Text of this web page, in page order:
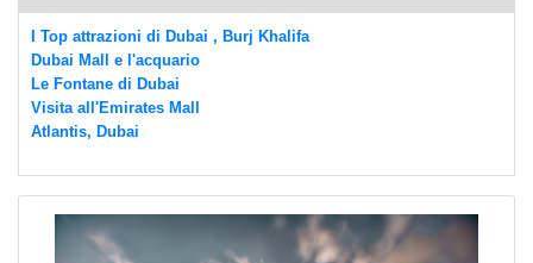
I Top attrazioni di Dubai , Burj Khalifa
Dubai Mall e l'acquario
Le Fontane di Dubai
Visita all'Emirates Mall
Atlantis, Dubai